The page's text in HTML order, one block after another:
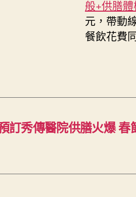
般+供膳體
元，帶動
餐飲花費
訂秀傳醫院供膳火爆 春